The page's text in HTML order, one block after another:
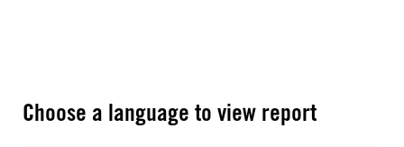
Choose a language to view report